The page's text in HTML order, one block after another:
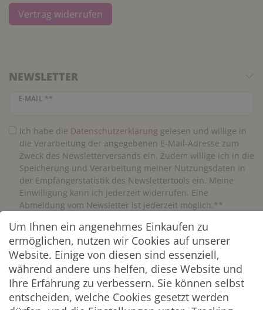
Vertrag widerrufen
NEWSLETTER
E-MAIL **
Newsletter Honig
Ich habe die Daten­schutz­erklärung gelesen und willige in
die Verarbeitung der angegebenen E-Mail-Adresse zum
Zweck des Newsletterversands ein. Zudem willige ich in die
Speicherung und Verarbeitung meiner Nutzungsdaten in
der Empfängerstatistik des Newslettertools ein. Meine
Einwilligung kann ich jederzeit widerrufen. Eine
Abmeldung vom Newsletter ist jederzeit möglich.**
Abonnieren
** Hierbei handelt es sich um ein Pflichtfeld.
ZAHLUNG & VERSAND
Um Ihnen ein angenehmes Einkaufen zu
ermöglichen, nutzen wir Cookies auf unserer
Website. Einige von diesen sind essenziell,
während andere uns helfen, diese Website und
Ihre Erfahrung zu verbessern. Sie können selbst
entscheiden, welche Cookies gesetzt werden